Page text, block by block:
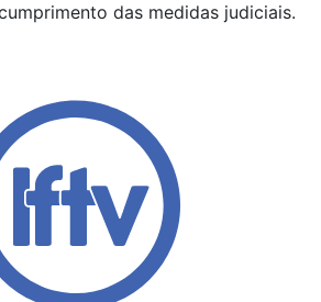
das medidas judiciais.